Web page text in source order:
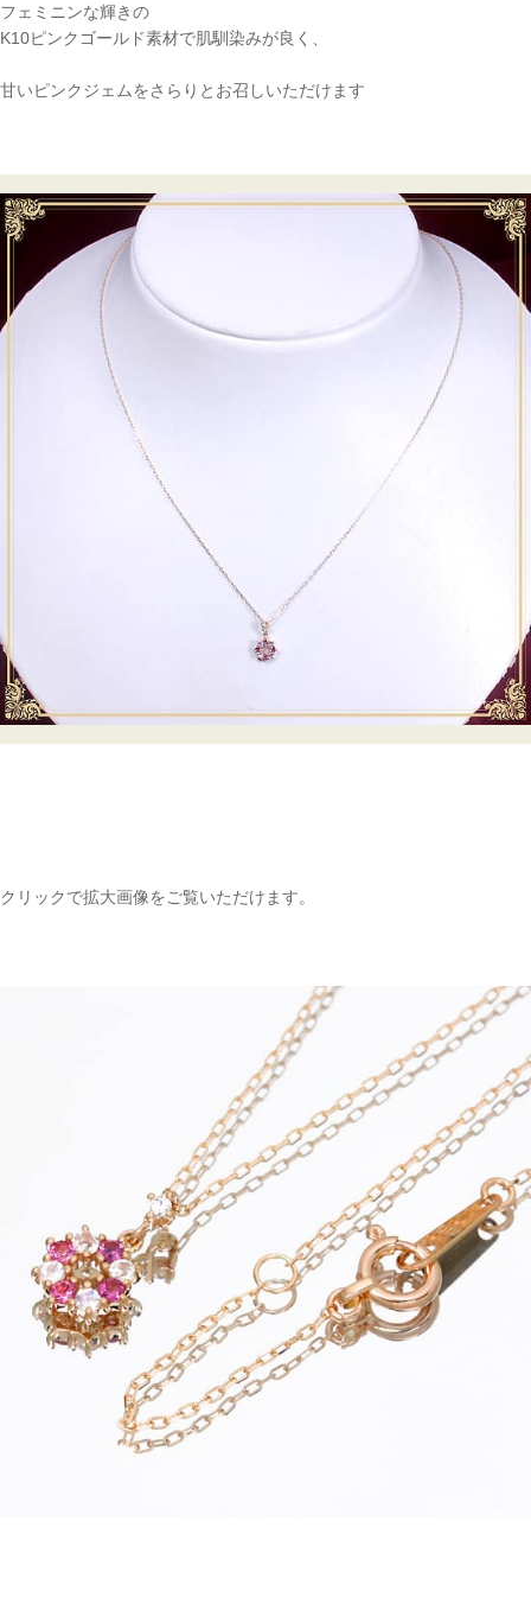
フェミニンな輝きの
K10ピンクゴールド素材で肌馴染みが良く、
甘いピンクジェムをさらりとお召しいただけます
クリックで拡大画像をご覧いただけます。